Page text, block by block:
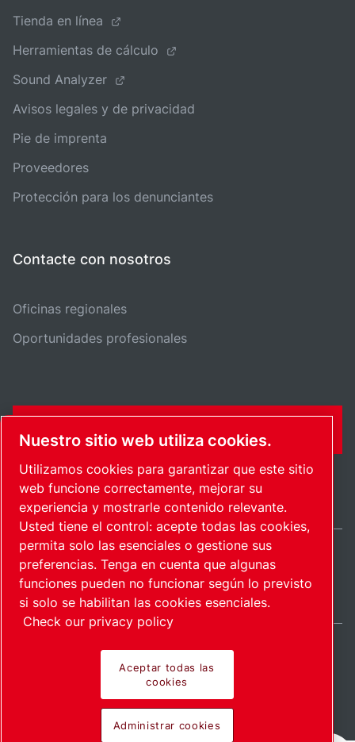
Tienda en línea
Herramientas de cálculo
Sound Analyzer
Avisos legales y de privacidad
Pie de imprenta
Proveedores
Protección para los denunciantes
Contacte con nosotros
Oficinas regionales
Oportunidades profesionales
Mapa del sitioAdministrar cookies © 2026 Copyright.
Spain / ES
Pioneering products.
Nuestro sitio web utiliza cookies.
Utilizamos cookies para garantizar que este sitio
web funcione correctamente, mejorar su
experiencia y mostrarle contenido relevante.
Usted tiene el control: acepte todas las cookies,
permita solo las esenciales o gestione sus
preferencias. Tenga en cuenta que algunas
funciones pueden no funcionar según lo previsto
si solo se habilitan las cookies esenciales.
Check our privacy policy
Aceptar todas las
cookies
Administrar cookies